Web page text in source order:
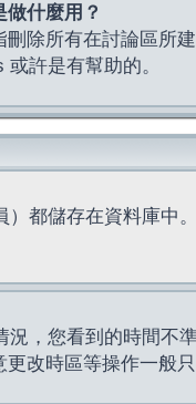
什麼用？
刪除所有在討論區
許是有幫助的。
都儲存在資料庫中
，您看到的時間不
改時區等操作一般